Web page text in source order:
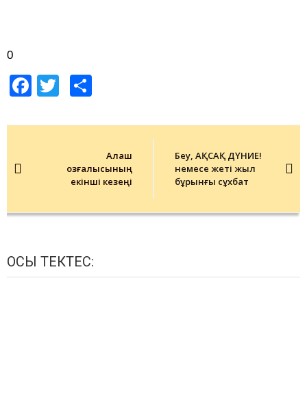
0
Facebook
Twitter
Алаш
қозғалысының
екінші кезеңі
Беу, АҚСАҚ ДҮНИЕ!
немесе жеті жыл
бұрынғы сұхбат
ОСЫ ТЕКТЕС: